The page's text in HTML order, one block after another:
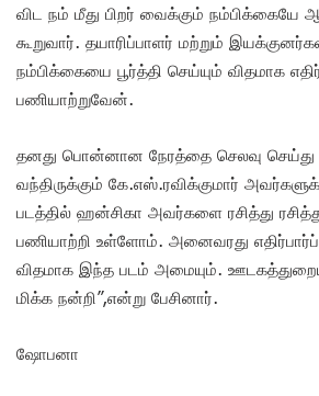
விட நம் மீது பிறர் வைக்கும் நம்பிக்கையே
கூறுவார். தயாரிப்பாளர் மற்றும்
நம்பிக்கையை பூர்த்தி செய்யும் விதமாக
பணியாற்றுவேன்.
தனது பொன்னான நேரத்தை செலவு
வந்திருக்கும் கே.எஸ்.ரவிக்குமார்
படத்தில் ஹன்சிகா அவர்களை ரசித்து
பணியாற்றி உள்ளோம். அனைவரது
விதமாக இந்த படம் அமையும்.
மிக்க நன்றி”,என்று பேசினார்.
ஷோபனா